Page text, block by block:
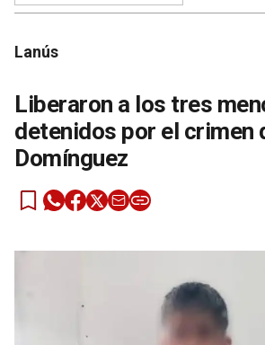
Lanús
Liberaron a los tres
detenidos por el crimen
Domínguez